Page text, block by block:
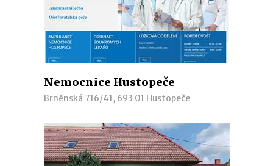
Nemocnice Hustopeče
Brněnská 716/41, 693 01 Hustopeče